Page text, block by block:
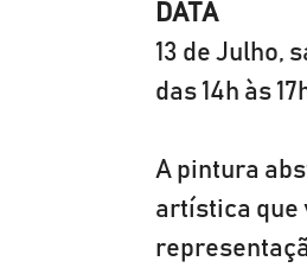
DATA
13 de Julho,
das 14h às
A pintura
artística que